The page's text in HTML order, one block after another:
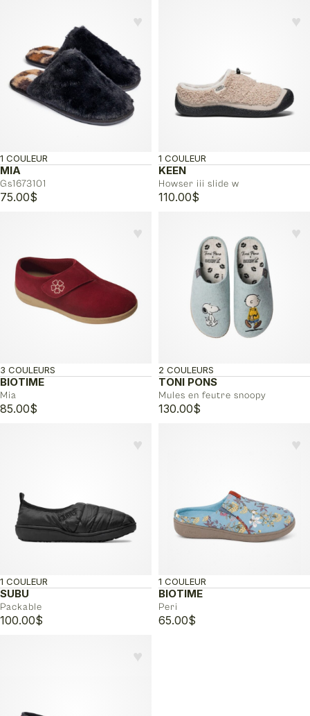
♥︎
MIA
Gs1673101
1 COULEUR
75.00$
♥︎
KEEN
Howser iii slide w
1 COULEUR
110.00$
♥︎
BIOTIME
Mia
3 COULEURS
85.00$
♥︎
TONI PONS
Mules en feutre snoopy
2 COULEURS
130.00$
♥︎
SUBU
Packable
1 COULEUR
100.00$
♥︎
BIOTIME
Peri
1 COULEUR
65.00$
♥︎